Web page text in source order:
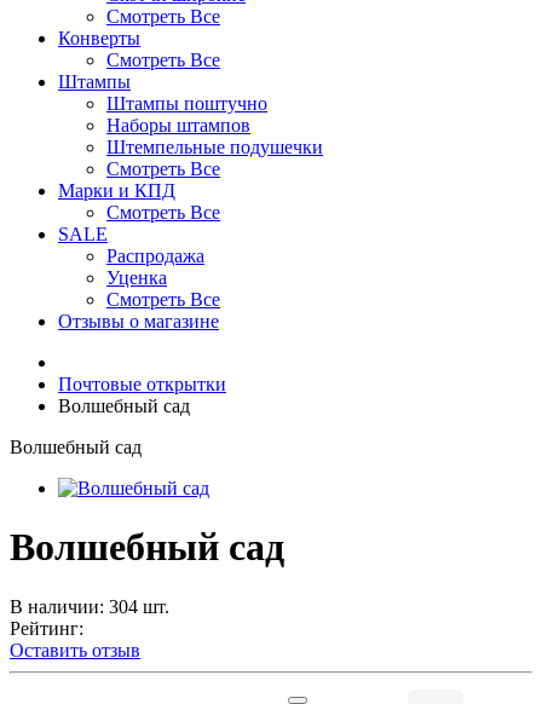
Смотреть Все
Конверты
Смотреть Все
Штампы
Штампы поштучно
Наборы штампов
Штемпельные подушечки
Смотреть Все
Марки и КПД
Смотреть Все
SALE
Распродажа
Уценка
Смотреть Все
Отзывы о магазине
Почтовые открытки
Волшебный сад
Волшебный сад
Волшебный сад
В наличии: 304 шт.
Рейтинг:
Оставить отзыв